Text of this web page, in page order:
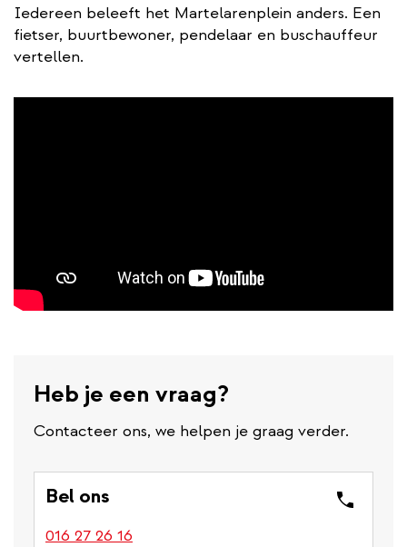
Iedereen beleeft het Martelarenplein anders. Een
fietser, buurtbewoner, pendelaar en buschauffeur
vertellen.
Heb je een vraag?
Contacteer ons, we helpen je graag verder.
Bel ons
016 27 26 16